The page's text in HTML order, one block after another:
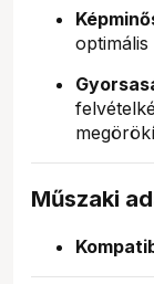
Műszaki